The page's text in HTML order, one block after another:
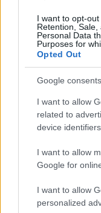
I want to opt-out
Retention,
Personal Data
Purposes for
Opted Out
Google consents
I want to allow
related to
device
I want to allow
Google for
I want to allow
personalized